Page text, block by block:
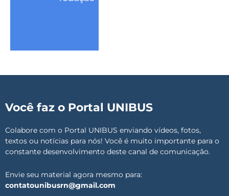
Você faz o Portal UNIBUS
Colabore com o Portal UNIBUS enviando vídeos, fotos,
textos ou notícias para nós! Você é muito importante para o
constante desenvolvimento deste canal de comunicação.
Envie seu material agora mesmo para:
contatounibusrn@gmail.com